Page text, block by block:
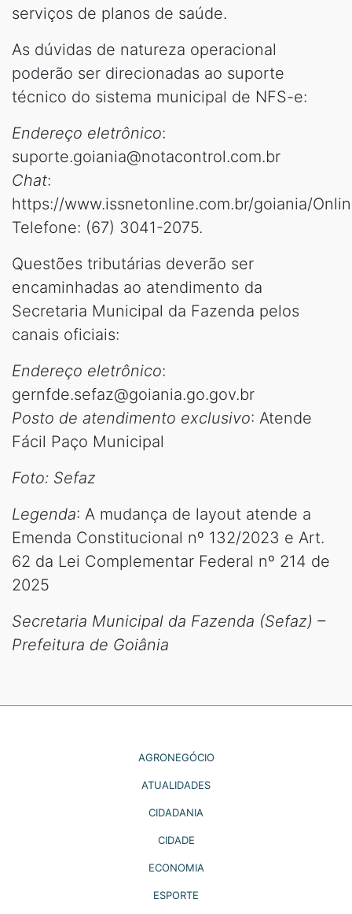
serviços de planos de saúde.
As dúvidas de natureza operacional
poderão ser direcionadas ao suporte
técnico do sistema municipal de NFS-e:
Endereço eletrônico:
suporte.goiania@notacontrol.com.br
Chat:
https://www.issnetonline.com.br/goiania/
Telefone: (67) 3041-2075.
Questões tributárias deverão ser
encaminhadas ao atendimento da
Secretaria Municipal da Fazenda pelos
canais oficiais:
Endereço eletrônico:
gernfde.sefaz@goiania.go.gov.br
Posto de atendimento exclusivo: Atende
Fácil Paço Municipal
Foto: Sefaz
Legenda: A mudança de layout atende a
Emenda Constitucional nº 132/2023 e Art.
62 da Lei Complementar Federal nº 214 de
2025
Secretaria Municipal da Fazenda (Sefaz) –
Prefeitura de Goiânia
AGRONEGÓCIO
ATUALIDADES
CIDADANIA
CIDADE
ECONOMIA
ESPORTE